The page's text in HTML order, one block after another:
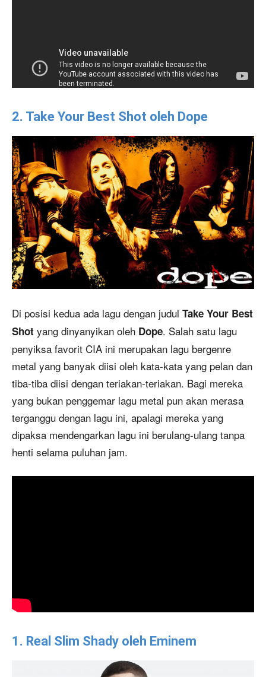
2. Take Your Best Shot oleh Dope
Di posisi kedua ada lagu dengan judul Take Your Best
Shot yang dinyanyikan oleh Dope. Salah satu lagu
penyiksa favorit CIA ini merupakan lagu bergenre
metal yang banyak diisi oleh kata-kata yang pelan dan
tiba-tiba diisi dengan teriakan-teriakan. Bagi mereka
yang bukan penggemar lagu metal pun akan merasa
terganggu dengan lagu ini, apalagi mereka yang
dipaksa mendengarkan lagu ini berulang-ulang tanpa
henti selama puluhan jam.
1. Real Slim Shady oleh Eminem